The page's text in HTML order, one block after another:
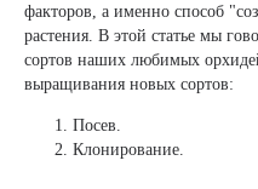
факторов, а именно способ
растения. В этой статье мы
сортов наших любимых
выращивания новых сортов:
Посев.
Клонирование.